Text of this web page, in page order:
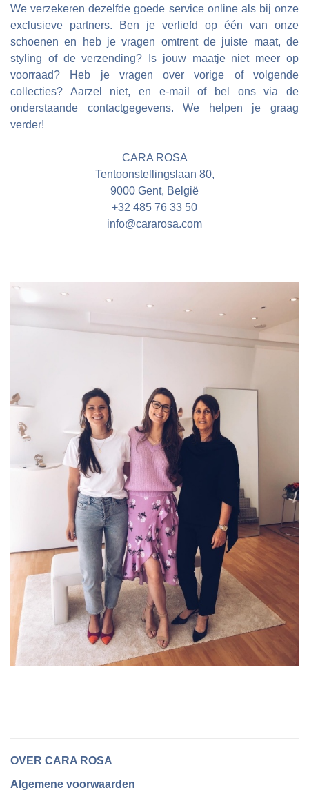
We verzekeren dezelfde goede service online als bij onze
exclusieve partners. Ben je verliefd op één van onze
schoenen en heb je vragen omtrent de juiste maat, de
styling of de verzending? Is jouw maatje niet meer op
voorraad? Heb je vragen over vorige of volgende
collecties? Aarzel niet, en e-mail of bel ons via de
onderstaande contactgegevens. We helpen je graag
verder!
CARA ROSA
Tentoonstellingslaan 80,
9000 Gent, België
+32 485 76 33 50
info@cararosa.com
OVER CARA ROSA
Algemene voorwaarden